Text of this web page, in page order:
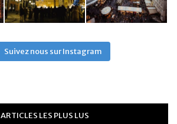
Suivez nous sur Instagram
ARTICLES LES PLUS LUS